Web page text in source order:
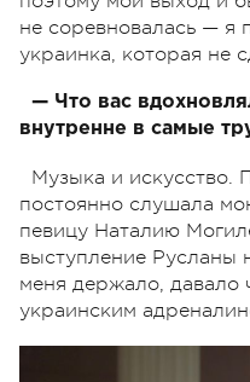
не соревновалась — я
украинка, которая не
— Что вас
внутренне в самые
Музыка и
постоянно слушала
певицу Наталию
выступление Русланы
меня держало, давало
украинским